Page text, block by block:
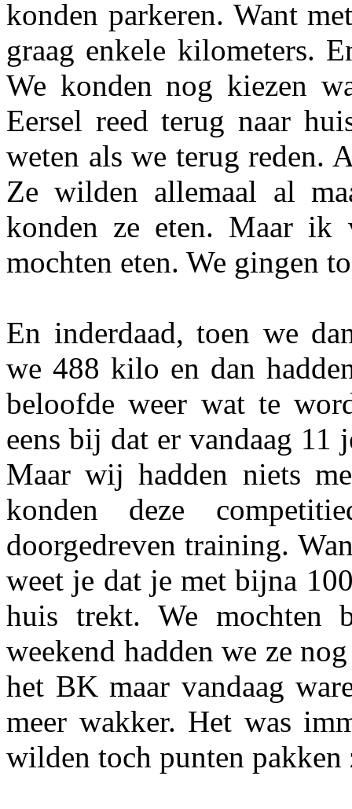
konden parkeren. Want
graag enkele kilometers.
We konden nog kiezen
Eersel reed terug naar
weten als we terug reden.
Ze wilden allemaal al
konden ze eten. Maar ik
mochten eten. We gingen
En inderdaad, toen we
we 488 kilo en dan
beloofde weer wat te
eens bij dat er vandaag 11
Maar wij hadden niets
konden deze
doorgedreven training.
weet je dat je met bijna
huis trekt. We mochten
weekend hadden we ze
het BK maar vandaag
meer wakker. Het was
wilden toch punten pakken